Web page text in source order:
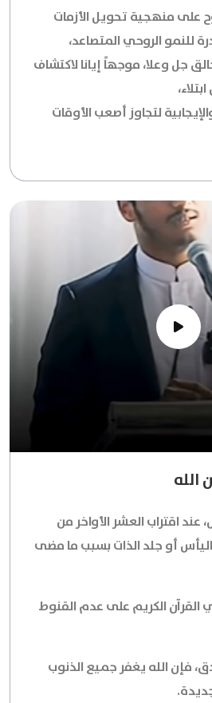
على منهجية تحويل الأزمات
للنمو الروحي المتصاعد،
جل وعلا، موجهاً إيانا لاكتشاف
لتجاوز أصعب الأوقات
الله
عند اقتراب العشر الأواخر من
أو جلد الذات بسبب ما مضى
القرآن الكريم على عدم القنوط
فإن الله يغفر جميع الذنوب